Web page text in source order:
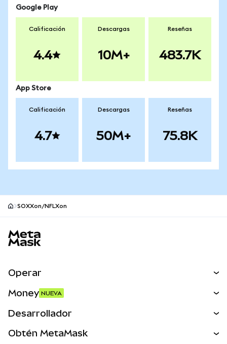
Google Play
Calificación
4.4
Descargas
10M+
Reseñas
483.7K
App Store
Calificación
4.7
Descargas
50M+
Reseñas
75.8K
SOXXon/NFLXon
Operar
Activos del mundo real
Money NUEVA
Desarrollador
Obtén MetaMask